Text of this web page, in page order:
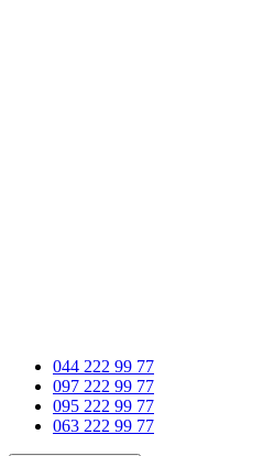
044 222 99 77
097 222 99 77
095 222 99 77
063 222 99 77